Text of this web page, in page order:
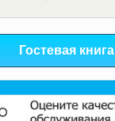
Гостевая книга